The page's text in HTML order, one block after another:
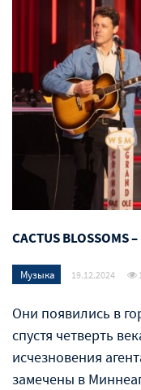
CACTUS BLOSSOMS
Музыка 19.12.2024
Они появились в
спустя четверть
исчезновения
замечены в